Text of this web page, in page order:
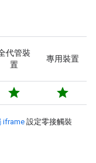
代管裝
置
專用裝置
star star
iframe 設定零接觸裝